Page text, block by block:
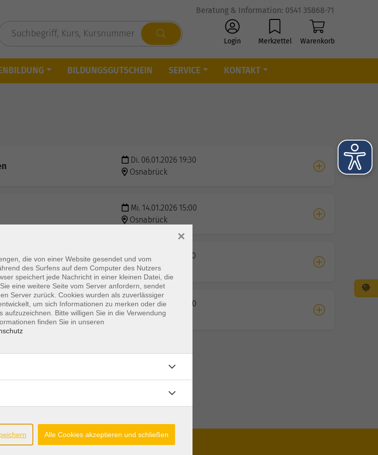
Beratung & Information: 0541 35868-71
Login Merkzettel Warenkorb
BILDUNGSGUTSCHEIN SERVICE KONTAKT
Di. 06.01.2026 19:30
Osnabrück
Mi. 14.01.2026 15:00
Osnabrück
Di. 05.01.2027 19:30
Osnabrück
Mi. 13.01.2027 15:00
Osnabrück
die von einer Website gesendet und vom
des Surfens auf dem Computer des Nutzers
speichert jede Nachricht in einer kleinen Datei, die
eine weitere Seite vom Server anfordern, sendet
Server zurück. Cookies wurden als zuverlässiger
um sich Informationen zu merken oder die
aufzuzeichnen. Bitte willigen Sie in die Verwendung
finden Sie in unseren
×
Alle Cookies akzeptieren und schließen